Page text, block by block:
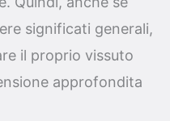
significati generali,
il proprio vissuto
approfondita